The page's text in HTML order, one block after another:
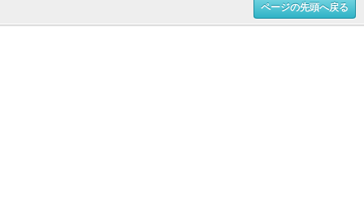
ページの先頭へ戻る